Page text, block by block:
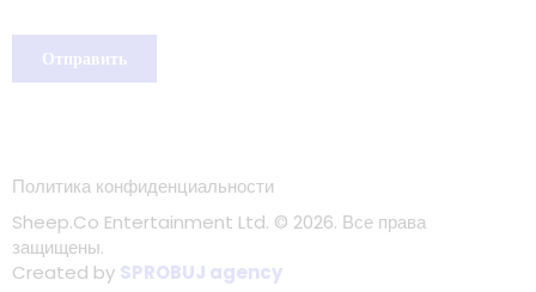
Политика конфиденциальности
Sheep.Co Entertainment Ltd. © 2026. Все права
защищены.
Created by SPROBUJ agency